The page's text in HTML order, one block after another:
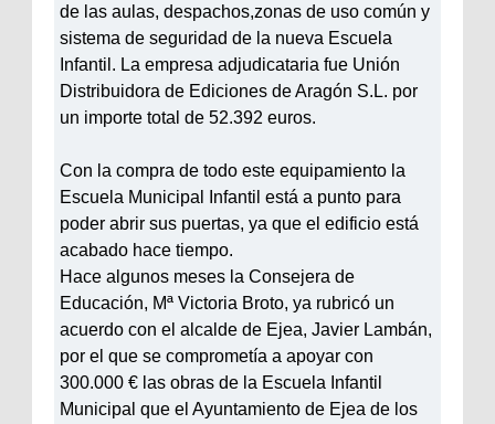
de las aulas, despachos,zonas de uso común y
sistema de seguridad de la nueva Escuela
Infantil. La empresa adjudicataria fue Unión
Distribuidora de Ediciones de Aragón S.L. por
un importe total de 52.392 euros.
Con la compra de todo este equipamiento la
Escuela Municipal Infantil está a punto para
poder abrir sus puertas, ya que el edificio está
acabado hace tiempo.
Hace algunos meses la Consejera de
Educación, Mª Victoria Broto, ya rubricó un
acuerdo con el alcalde de Ejea, Javier Lambán,
por el que se comprometía a apoyar con
300.000 € las obras de la Escuela Infantil
Municipal que el Ayuntamiento de Ejea de los